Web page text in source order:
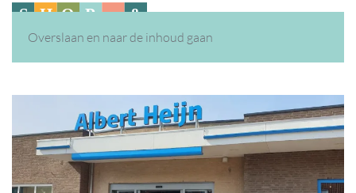
Overslaan en naar de inhoud gaan